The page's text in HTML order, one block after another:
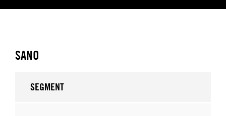
SANO
SEGMENT